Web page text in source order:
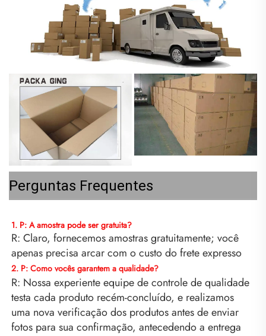
Perguntas Frequentes
1. P: A amostra pode ser gratuita?
R: Claro, fornecemos amostras gratuitamente; você
apenas precisa arcar com o custo do frete expresso
2. P: Como vocês garantem a qualidade?
R: Nossa experiente equipe de controle de qualidade
testa cada produto recém-concluído, e realizamos
uma nova verificação dos produtos antes de enviar
fotos para sua confirmação, antecedendo a entrega